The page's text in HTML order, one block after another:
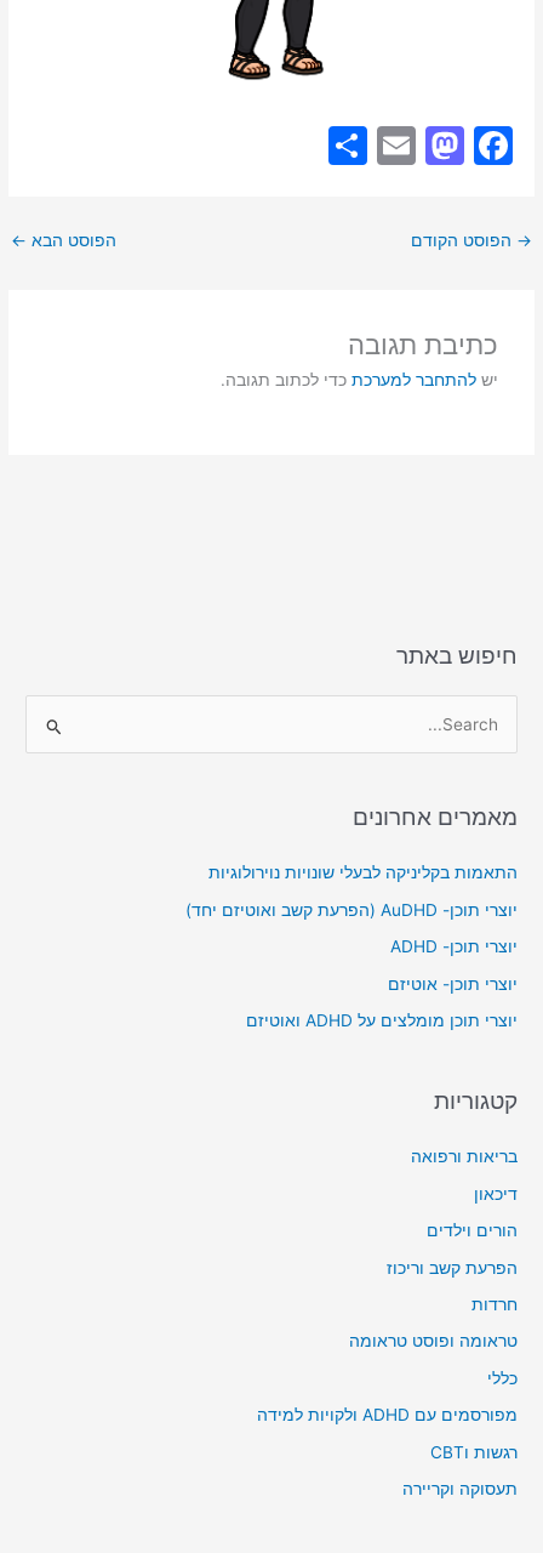
F
e
o
o
M
o
o
n
E
→ הפוסט הקודם הפוסט הבא ←
כתיבת תגובה
יש להתחבר למערכתכדי לכתוב תגובה.
חיפוש באתר
r
o
r
:
מאמרים אחרונים
התאמות בקליניקה לבעלי שונויות נוירולוגיות
יוצרי תוכן- AuDHD (הפרעת קשב ואוטיזם יחד)
יוצרי תוכן- ADHD
יוצרי תוכן- אוטיזם
יוצרי תוכן מומלצים על ADHD ואוטיזם
קטגוריות
בריאות ורפואה
דיכאון
הורים וילדים
הפרעת קשב וריכוז
חרדות
טראומה ופוסט טראומה
כללי
מפורסמים עם ADHD ולקויות למידה
רגשות וCBT
תעסוקה וקריירה